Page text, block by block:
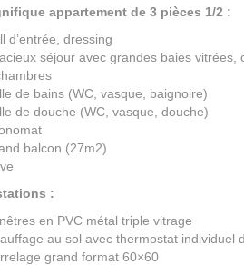
appartement de 3 pièces 1/2 :
d’entrée, dressing
séjour avec grandes baies vitrées,
de bains (WC, vasque, baignoire)
de douche (WC, vasque, douche)
balcon (27m2)
:
en PVC métal triple vitrage
au sol avec thermostat individuel
grand format 60×60